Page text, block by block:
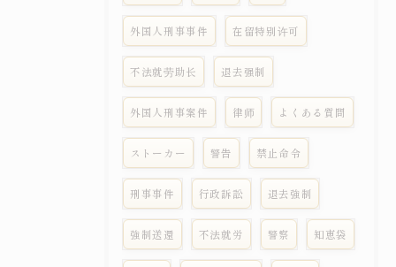
外国人刑事事件 在留特别许可
不法就劳助长 退去强制
外国人刑事案件 律师 よくある質問
ストーカー 警告 禁止命令
刑事事件 行政訴訟 退去強制
強制送還 不法就労 警察 知恵袋